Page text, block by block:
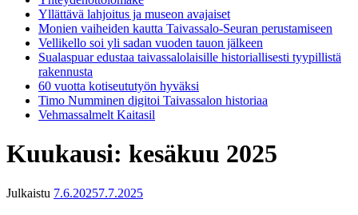
Yllättävä lahjoitus ja museon avajaiset
Monien vaiheiden kautta Taivassalo-Seuran perustamiseen
Vellikello soi yli sadan vuoden tauon jälkeen
Sualaspuar edustaa taivassalolaisille historiallisesti tyypillistä
rakennusta
60 vuotta kotiseututyön hyväksi
Timo Numminen digitoi Taivassalon historiaa
Vehmassalmelt Kaitasil
Kuukausi: kesäkuu 2025
Julkaistu 7.6.20257.7.2025